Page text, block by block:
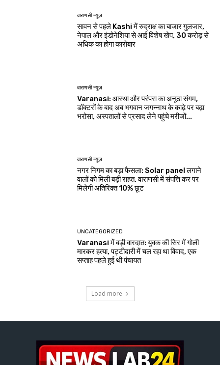
वाराणसी न्यूज़
सावन से पहले Kashi में रुद्राक्ष का बाजार गुलजार,
नेपाल और इंडोनेशिया से आई विशेष खेप, 30 करोड़ से
अधिक का होगा कारोबार
वाराणसी न्यूज़
Varanasi: आस्था और परंपरा का अनूठा संगम,
डॉक्टरों के बाद अब भगवान जगन्नाथ के काढ़े पर बढ़ा
भरोसा, अस्पतालों से प्रसाद लेने पहुंचे मरीजों...
वाराणसी न्यूज़
नगर निगम का बड़ा फैसला: Solar panel लगाने
वालों को मिली बड़ी राहत, वाराणसी में संपत्ति कर पर
मिलेगी अतिरिक्त 10% छूट
UNCATEGORIZED
Varanasi में बड़ी वारदात: युवक की सिर में गोली
मारकर हत्या, पट्टीदारी में चल रहा था विवाद, एक
सप्ताह पहले हुई थी पंचायत
Load more